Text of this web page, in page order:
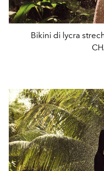
Bikini di lycra